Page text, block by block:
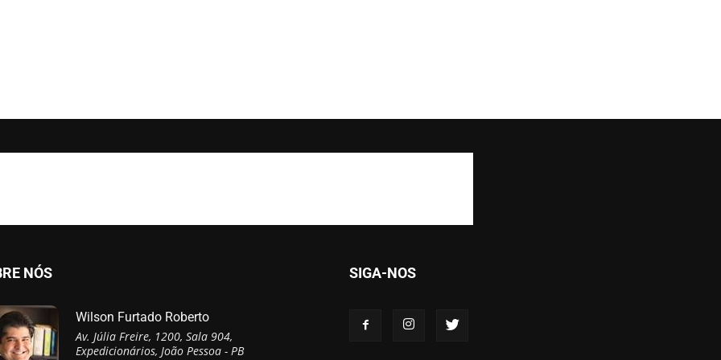
NÓS
Wilson Furtado Roberto
Av. Júlia Freire, 1200, Sala 904,
Expedicionários, João Pessoa - PB
SIGA-NOS